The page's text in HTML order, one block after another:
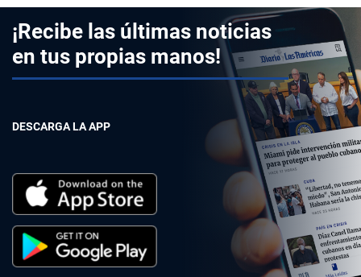
¡Recibe las últimas noticias
en tus propias manos!
DESCARGA LA APP